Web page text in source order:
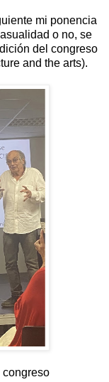
mi ponencia
o no, se
del congreso
and the arts).